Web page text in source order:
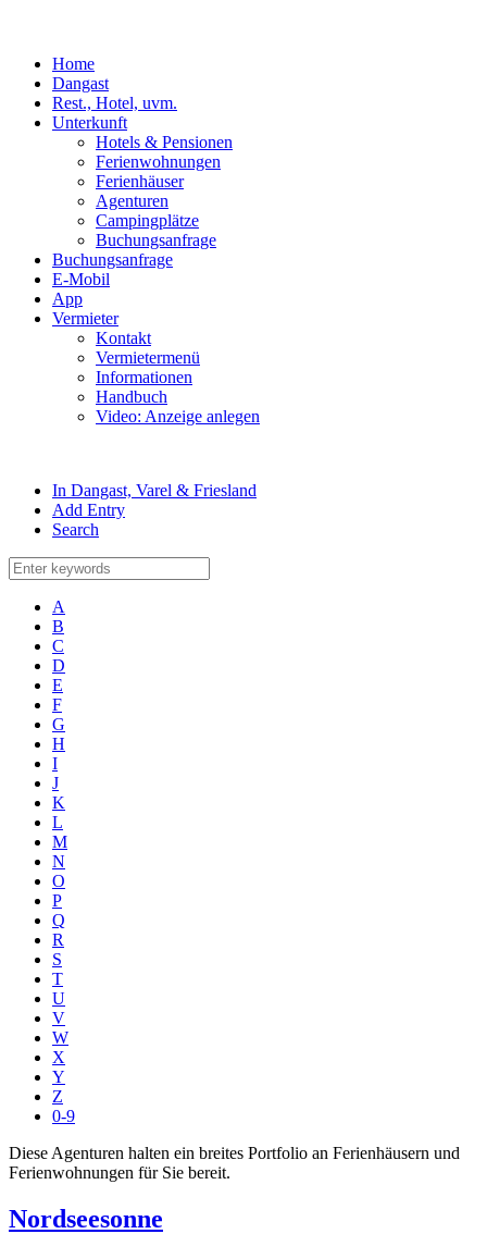
Home
Dangast
Rest., Hotel, uvm.
Unterkunft
Hotels & Pensionen
Ferienwohnungen
Ferienhäuser
Agenturen
Campingplätze
Buchungsanfrage
Buchungsanfrage
E-Mobil
App
Vermieter
Kontakt
Vermietermenü
Informationen
Handbuch
Video: Anzeige anlegen
In Dangast, Varel & Friesland
Add Entry
Search
A
B
C
D
E
F
G
H
I
J
K
L
M
N
O
P
Q
R
S
T
U
V
W
X
Y
Z
0-9
Diese Agenturen halten ein breites Portfolio an Ferienhäusern und
Ferienwohnungen für Sie bereit.
Nordseesonne